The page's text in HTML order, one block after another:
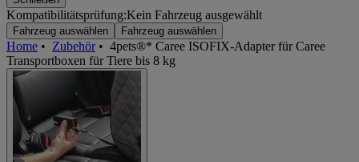
Kompatibilitätsprüfung:Kein Fahrzeug ausgewählt
Fahrzeug auswählen Fahrzeug auswählen
Home • Zubehör• 4pets®* Caree ISOFIX-Adapter für Caree
Transportboxen für Tiere bis 8 kg